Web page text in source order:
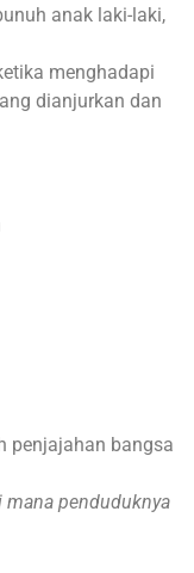
anak laki-laki,
menghadapi
dianjurkan dan
penjajahan bangsa
mana penduduknya